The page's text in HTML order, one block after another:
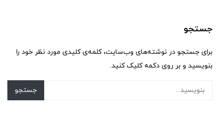
جستجو
برای جستجو در نوشته‌های وب‌سایت، کلمه‌ی کلیدی مورد نظر خود را
بنویسید و بر روی دکمه کلیک کنید.
جستجو